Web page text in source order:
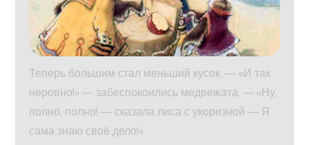
Теперь большим стал меньший кусок, — «И так
неровно!» — забеспокоились медвежата, — «Ну,
полно, полно! — сказала лиса с укоризной — Я
сама знаю своё дело!»